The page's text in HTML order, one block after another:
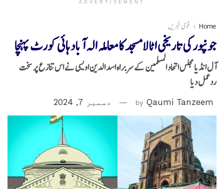
ADVERTISEMENT
Home قومی خبریں
جونپور کی تاریخی اٹالا مسجد کامعاملہ الہ آباد ہائی کورٹ پہنچا
آل انڈیا مجلس اتحاد المسلمین کے سربراہ اسد الدین اویسی نے اس تنازع پر سخت
ردعمل دیا
by Qaumi Tanzeem دسمبر 7, 2024